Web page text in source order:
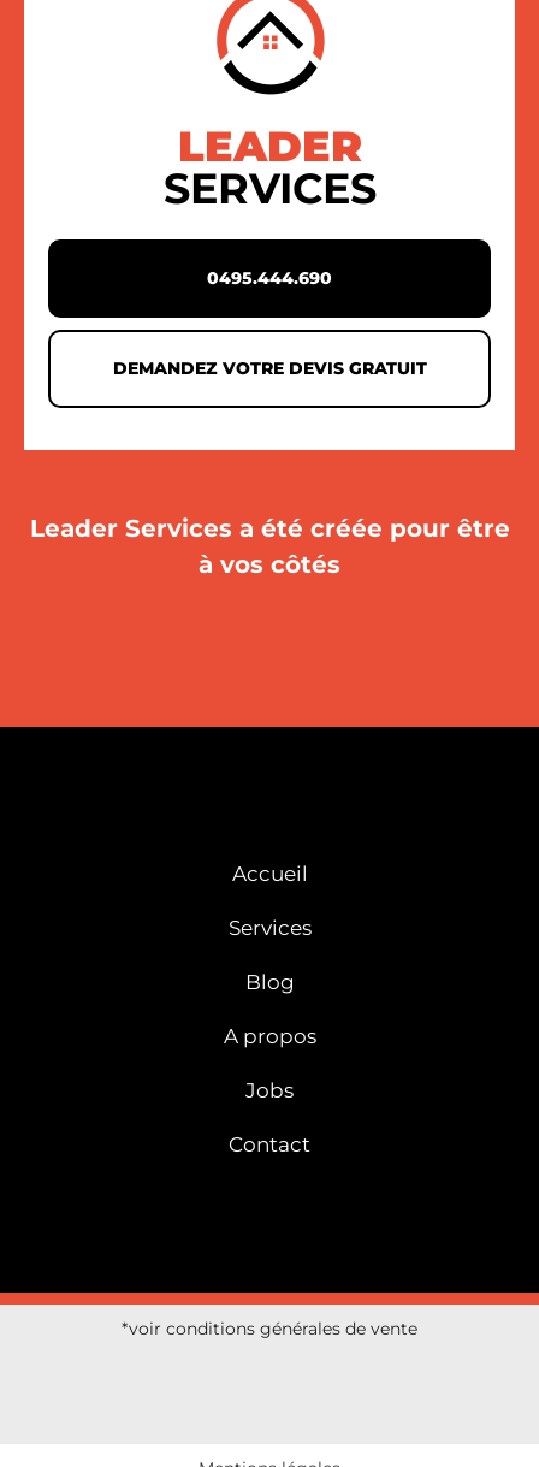
LEADER
SERVICES
0495.444.690
DEMANDEZ VOTRE DEVIS GRATUIT
Leader Services a été créée pour être
à vos côtés
Accueil
Services
Blog
A propos
Jobs
Contact
*voir conditions générales de vente